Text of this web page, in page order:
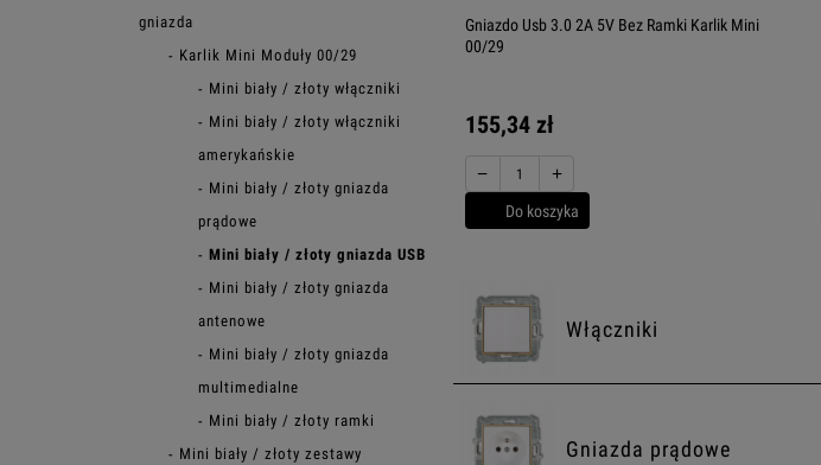
gniazda
Karlik Mini Moduły 00/29
Mini biały / złoty włączniki
Mini biały / złoty włączniki
amerykańskie
Mini biały / złoty gniazda
prądowe
Mini biały / złoty gniazda USB
Mini biały / złoty gniazda
antenowe
Mini biały / złoty gniazda
multimedialne
Mini biały / złoty ramki
Mini biały / złoty zestawy
Gniazdo Usb 3.0 2A 5V Bez Ramki Karlik Mini
00/29
155,34 zł
− +
Do koszyka
Włączniki
Gniazda prądowe